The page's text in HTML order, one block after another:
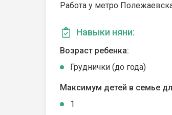
Работа у метро
Навыки няни:
Возраст ребенка:
Груднички (до года)
Максимум детей в семье
1